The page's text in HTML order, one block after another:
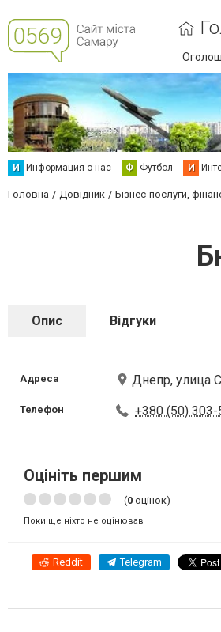
И Информация о нас Ф Футбол И
Головна Довідник Бізнес-послуги,
Опис Відгуки
Адреса Днепр, улица
Телефон +380 (50)
Оцініть першим
(0 оцінок)
Поки ще ніхто не оцінював
Reddit Telegram